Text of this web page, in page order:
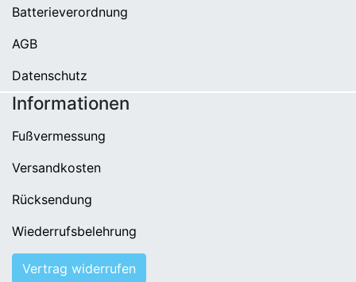
Batterieverordnung
AGB
Datenschutz
Informationen
Fußvermessung
Versandkosten
Rücksendung
Wiederrufsbelehrung
Vertrag widerrufen